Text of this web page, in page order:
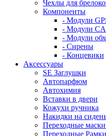
Чехлы для
Компоненты
- Модули
- Модули
- Модули
- Сирены
- Концевики
Аксессуары
SE Заглушки
Автопарфюм
Автохимия
Вставки в двери
Кожухи ручника
Накидки на
Переходные
Переходные Рамки